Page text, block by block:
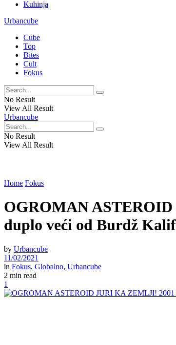
Kuhinja
Urbancube
Cube
Top
Bites
Cult
Fokus
No Result
View All Result
Urbancube
No Result
View All Result
Home Fokus
OGROMAN
duplo veći od Burdž
by Urbancube
11/02/2021
in Fokus, Globalno, Urbancube
2 min read
1